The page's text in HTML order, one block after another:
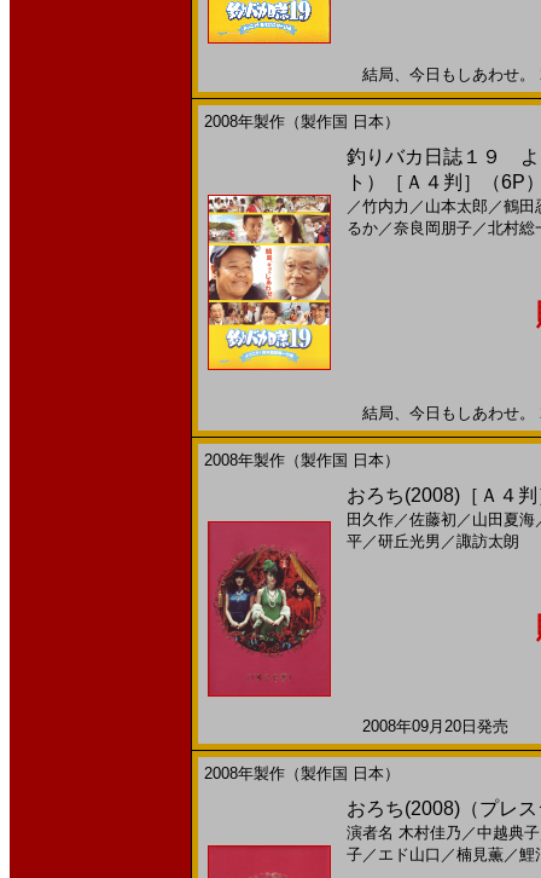
結局、今日もしあわせ
2008年製作（製作国 日本）
釣りバカ日誌１９ よ
ト）［Ａ４判］（6P
／竹内力 ／ 山本太郎 ／鶴田
るか／奈良岡朋子／北村総
結局、今日もしあわせ
2008年製作（製作国 日本）
おろち(2008)［Ａ４判
田久作／佐藤初 ／ 山田夏海
平／研丘光男 ／諏訪太朗
2008年09月20日発売
2008年製作（製作国 日本）
おろち(2008)（プレ
演者名 木村佳乃 ／中越典子
子／ エド山口 ／楠見薫／鯉